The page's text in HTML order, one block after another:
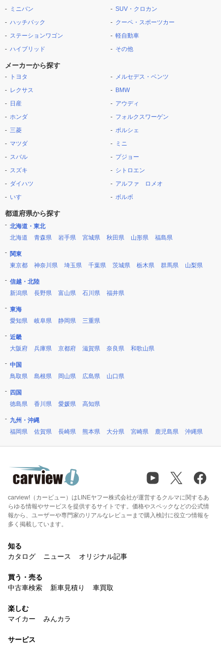
ミニバン
ハッチバック
ステーションワゴン
ハイブリッド
SUV・クロカン
クーペ・スポーツカー
軽自動車
その他
メーカーから探す
トヨタ
レクサス
日産
ホンダ
三菱
マツダ
スバル
スズキ
ダイハツ
いすゞ
メルセデス・ベンツ
BMW
アウディ
フォルクスワーゲン
ポルシェ
ミニ
プジョー
シトロエン
アルファ ロメオ
ボルボ
都道府県から探す
北海道・東北
北海道
青森県 岩手県 宮城県 秋田県 山形県 福島県
関東
東京都
神奈川県 埼玉県 千葉県 茨城県 栃木県 群馬県 山梨県
信越・北陸
新潟県
長野県 富山県 石川県 福井県
東海
愛知県
岐阜県 静岡県 三重県
近畿
大阪府
兵庫県 京都府 滋賀県 奈良県 和歌山県
中国
鳥取県
島根県 岡山県 広島県 山口県
四国
徳島県
香川県 愛媛県 高知県
九州・沖縄
福岡県
佐賀県 長崎県 熊本県 大分県 宮崎県 鹿児島県 沖縄県
carview!（カービュー）はLINEヤフー株式会社が運営するクルマに関するあ
らゆる情報やサービスを提供するサイトです。価格やスペックなどの公式情
報から、ユーザーや専門家のリアルなレビューまで購入検討に役立つ情報を
多く掲載しています。
知る
カタログ
ニュース オリジナル記事
買う・売る
中古車検索
新車見積り 車買取
楽しむ
マイカー
みんカラ
サービス